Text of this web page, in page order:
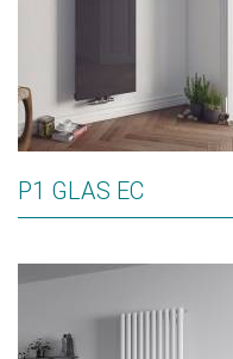
P1 GLAS EC